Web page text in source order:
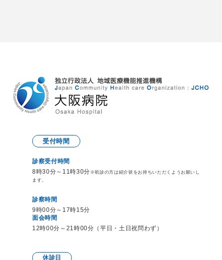
受付時間
診察受付時間
8時30分～11時30分 ※初診の方は紹介状をお持ちいただくようお願いし
ます。
診察時間
9時00分～17時15分
面会時間
12時00分～21時00分（平日・土日祝問わず）
休診日